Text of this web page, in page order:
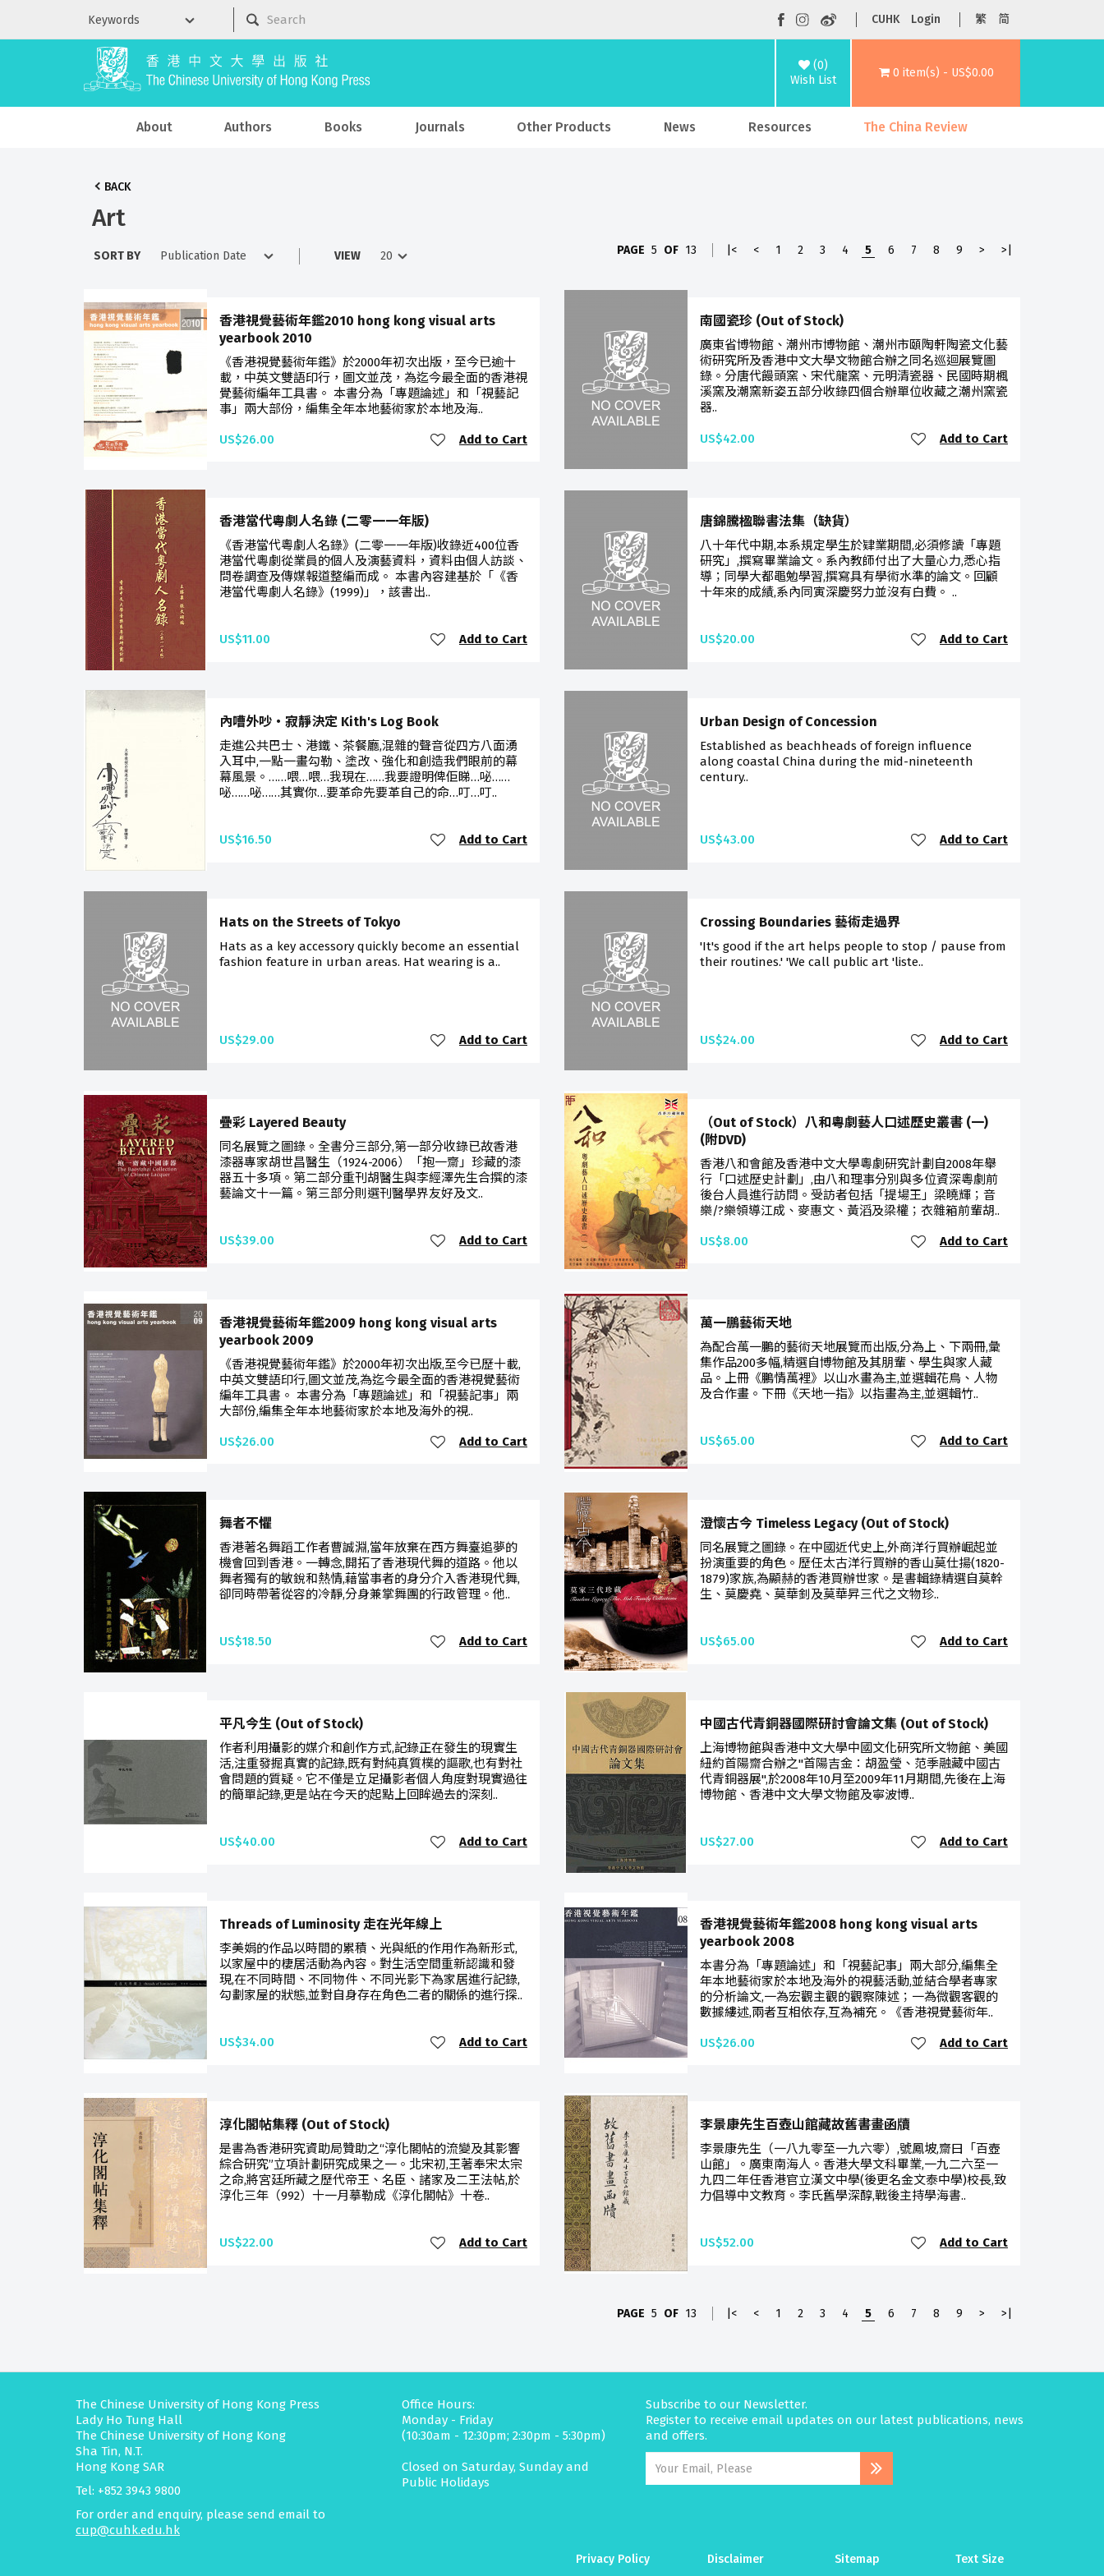
CUHK Login 繁 简
(0)
Wish List
0 item(s) - US$0.00
About Authors Books Journals Other Products News Resources The China Review
BACK
Art
SORT BY VIEW PAGE 5 OF 13 |< < 1 2 3 4 5 6 7 8 9 > >|
香港視覺藝術年鑑2010 hong kong visual arts
yearbook 2010
《香港視覺藝術年鑑》於2000年初次出版，至今已逾十
載，中英文雙語印行，圖文並茂，為迄今最全面的香港視
覺藝術編年工具書。 本書分為「專題論述」和「視藝記
事」兩大部份，編集全年本地藝術家於本地及海..
US$26.00 Add to Cart
南國瓷珍 (Out of Stock)
廣東省博物館、潮州市博物館、潮州市頤陶軒陶瓷文化藝
術研究所及香港中文大學文物館合辦之同名巡迴展覽圖
錄。分唐代饅頭窯、宋代龍窯、元明清瓷器、民國時期楓
溪窯及潮窯新姿五部分收錄四個合辦單位收藏之潮州窯瓷
器..
US$42.00 Add to Cart
香港當代粵劇人名錄 (二零一一年版)
《香港當代粵劇人名錄》(二零一一年版)收錄近400位香
港當代粵劇從業員的個人及演藝資料，資料由個人訪談、
問卷調查及傳媒報道整編而成。 本書內容建基於「《香
港當代粵劇人名錄》(1999)」，該書出..
US$11.00 Add to Cart
唐錦騰楹聯書法集（缺貨）
八十年代中期,本系規定學生於肄業期間,必須修讀「專題
研究」,撰寫畢業論文。系內教師付出了大量心力,悉心指
導；同學大都黽勉學習,撰寫具有學術水準的論文。回顧
十年來的成績,系內同寅深慶努力並沒有白費。 ..
US$20.00 Add to Cart
內嘈外吵‧寂靜決定 Kith's Log Book
走進公共巴士、港鐵、茶餐廳,混雜的聲音從四方八面湧
入耳中,一點一畫勾勒、塗改、強化和創造我們眼前的幕
幕風景。……喂…喂…我現在……我要證明俾佢睇…咇……
咇……咇……其實你…要革命先要革自己的命…叮…叮..
US$16.50 Add to Cart
Urban Design of Concession
Established as beachheads of foreign influence
along coastal China during the mid-nineteenth
century..
US$43.00 Add to Cart
Hats on the Streets of Tokyo
Hats as a key accessory quickly become an essential
fashion feature in urban areas. Hat wearing is a..
US$29.00 Add to Cart
Crossing Boundaries 藝術走過界
'It's good if the art helps people to stop / pause from
their routines.' 'We call public art 'liste..
US$24.00 Add to Cart
疊彩 Layered Beauty
同名展覽之圖錄。全書分三部分,第一部分收錄已故香港
漆器專家胡世昌醫生（1924-2006）「抱一齋」珍藏的漆
器五十多項。第二部分重刊胡醫生與李經澤先生合撰的漆
藝論文十一篇。第三部分則選刊醫學界友好及文..
US$39.00 Add to Cart
（Out of Stock）八和粵劇藝人口述歷史叢書 (一)
(附DVD)
香港八和會館及香港中文大學粵劇研究計劃自2008年舉
行「口述歷史計劃」,由八和理事分別與多位資深粵劇前
後台人員進行訪問。受訪者包括「提場王」梁曉輝；音
樂/?樂領導江成、麥惠文、黃滔及梁權；衣雜箱前輩胡..
US$8.00 Add to Cart
香港視覺藝術年鑑2009 hong kong visual arts
yearbook 2009
《香港視覺藝術年鑑》於2000年初次出版,至今已歷十載,
中英文雙語印行,圖文並茂,為迄今最全面的香港視覺藝術
編年工具書。 本書分為「專題論述」和「視藝記事」兩
大部份,編集全年本地藝術家於本地及海外的視..
US$26.00 Add to Cart
萬一鵬藝術天地
為配合萬一鵬的藝術天地展覽而出版,分為上、下兩冊,彙
集作品200多幅,精選自博物館及其朋輩、學生與家人藏
品。上冊《鵬情萬裡》以山水畫為主,並選輯花鳥、人物
及合作畫。下冊《天地一指》以指畫為主,並選輯竹..
US$65.00 Add to Cart
舞者不懼
香港著名舞蹈工作者曹誠淵,當年放棄在西方舞臺追夢的
機會回到香港。一轉念,開拓了香港現代舞的道路。他以
舞者獨有的敏銳和熱情,藉當事者的身分介入香港現代舞,
卻同時帶著從容的冷靜,分身兼掌舞團的行政管理。他..
US$18.50 Add to Cart
澄懷古今 Timeless Legacy (Out of Stock)
同名展覽之圖錄。在中國近代史上,外商洋行買辦崛起並
扮演重要的角色。歷任太古洋行買辦的香山莫仕揚(1820-
1879)家族,為顯赫的香港買辦世家。是書輯錄精選自莫幹
生、莫慶堯、莫華釗及莫華昇三代之文物珍..
US$65.00 Add to Cart
平凡今生 (Out of Stock)
作者利用攝影的媒介和創作方式,記錄正在發生的現實生
活,注重發掘真實的記錄,既有對純真質樸的謳歌,也有對社
會問題的質疑。它不僅是立足攝影者個人角度對現實過往
的簡單記錄,更是站在今天的起點上回眸過去的深刻..
US$40.00 Add to Cart
中國古代青銅器國際研討會論文集 (Out of Stock)
上海博物館與香港中文大學中國文化研究所文物館、美國
紐約首陽齋合辦之"首陽吉金：胡盈瑩、范季融藏中國古
代青銅器展",於2008年10月至2009年11月期間,先後在上海
博物館、香港中文大學文物館及寧波博..
US$27.00 Add to Cart
Threads of Luminosity 走在光年線上
李美娟的作品以時間的累積、光與紙的作用作為新形式,
以家屋中的棲居活動為內容。對生活空間重新認識和發
現,在不同時間、不同物件、不同光影下為家居進行記錄,
勾劃家屋的狀態,並對自身存在角色二者的關係的進行探..
US$34.00 Add to Cart
香港視覺藝術年鑑2008 hong kong visual arts
yearbook 2008
本書分為「專題論述」和「視藝記事」兩大部分,編集全
年本地藝術家於本地及海外的視藝活動,並結合學者專家
的分析論文,一為宏觀主觀的觀察陳述；一為微觀客觀的
數據縷述,兩者互相依存,互為補充。《香港視覺藝術年..
US$26.00 Add to Cart
淳化閣帖集釋 (Out of Stock)
是書為香港研究資助局贊助之“淳化閣帖的流變及其影響
綜合研究”立項計劃研究成果之一。北宋初,王著奉宋太宗
之命,將宮廷所藏之歷代帝王、名臣、諸家及二王法帖,於
淳化三年（992）十一月摹勒成《淳化閣帖》十卷..
US$22.00 Add to Cart
李景康先生百壺山館藏故舊書畫函牘
李景康先生（一八九零至一九六零）,號鳳坡,齋曰「百壺
山館」。廣東南海人。香港大學文科畢業,一九二六至一
九四二年任香港官立漢文中學(後更名金文泰中學)校長,致
力倡導中文教育。李氏舊學深醇,戰後主持學海書..
US$52.00 Add to Cart
PAGE 5 OF 13 |< < 1 2 3 4 5 6 7 8 9 > >|
The Chinese University of Hong Kong Press
Lady Ho Tung Hall
The Chinese University of Hong Kong
Sha Tin, N.T.
Hong Kong SAR
Tel: +852 3943 9800
For order and enquiry, please send email to
cup@cuhk.edu.hk
Office Hours:
Monday - Friday
(10:30am - 12:30pm; 2:30pm - 5:30pm)
Closed on Saturday, Sunday and
Public Holidays
Subscribe to our Newsletter.
Register to receive email updates on our latest publications, news
and offers.
Privacy Policy Disclaimer Sitemap Text Size